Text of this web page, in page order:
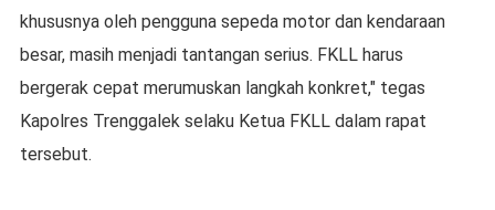
khususnya oleh pengguna sepeda motor dan kendaraan
besar, masih menjadi tantangan serius. FKLL harus
bergerak cepat merumuskan langkah konkret," tegas
Kapolres Trenggalek selaku Ketua FKLL dalam rapat
tersebut.